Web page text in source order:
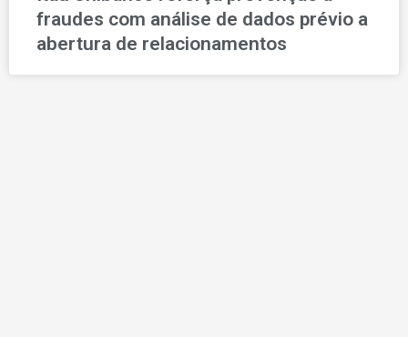
fraudes com análise de dados prévio a
abertura de relacionamentos